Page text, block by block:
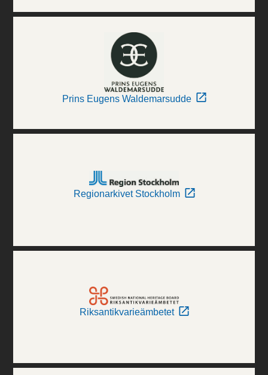
Prins Eugens Waldemarsudde
Regionarkivet Stockholm
Riksantikvarieämbetet